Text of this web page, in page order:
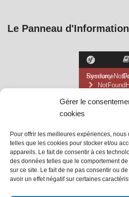
Gérer le
cookies
Pour offrir les meilleures expériences,
telles que les cookies pour stocker et/ou
appareils. Le fait de consentir à ces
des données telles que le comportement
sur ce site. Le fait de ne pas consentir ou
avoir un effet négatif sur certaines
Le Panneau d'Information